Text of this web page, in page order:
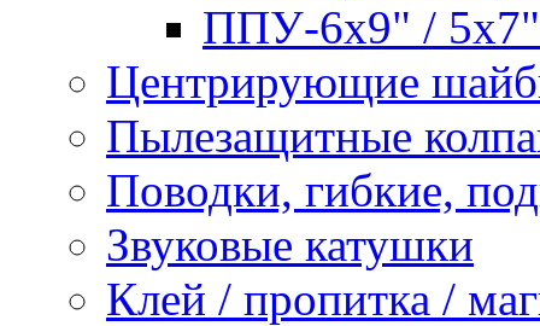
ППУ-6х9" / 5х7"
Центрирующие
Пылезащитные
Поводки, гибкие,
Звуковые катушки
Клей / пропитка /